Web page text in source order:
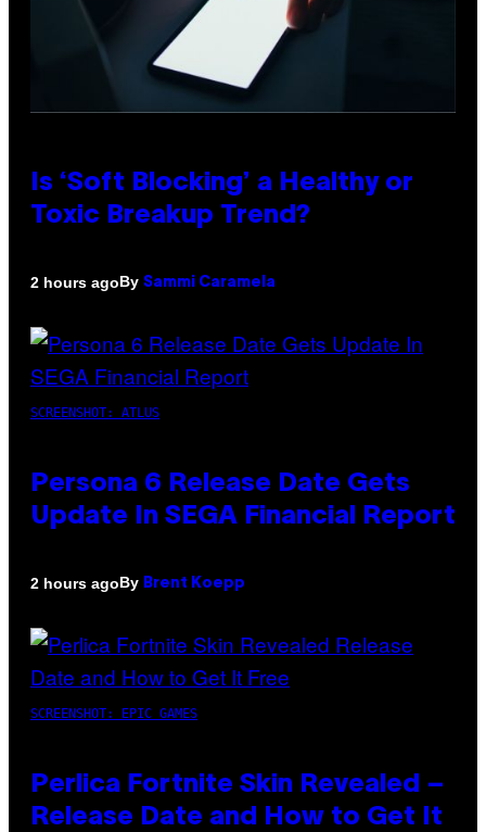
Is ‘Soft Blocking’ a Healthy or
Toxic Breakup Trend?
2 hours agoBy Sammi Caramela
SCREENSHOT: ATLUS
Persona 6 Release Date Gets
Update In SEGA Financial Report
2 hours agoBy Brent Koepp
SCREENSHOT: EPIC GAMES
Perlica Fortnite Skin Revealed –
Release Date and How to Get It